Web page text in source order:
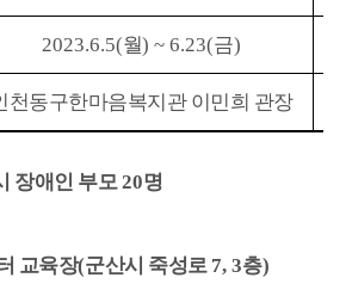
2023.6.5(월) ~ 6.23(금)
천동구한마음복지관 이민희 관장
장애인 부모20명
교육장(군산시 죽성로 7, 3층)